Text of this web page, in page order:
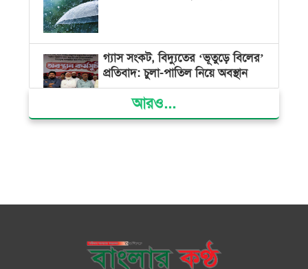
গ্যাস সংকট, বিদ্যুতের ‘ভূতুড়ে বিলের’
প্রতিবাদ: চুলা-পাতিল নিয়ে অবস্থান
ক্ষমতার কেন্দ্র গণভবন থেকে রক্তাক্ত
৩০০ রোগীকে বিনামূল্যে চিকিৎসাসেবা
ভোলায় ১১ দলীয় জোটের বিক্ষোভ
সমাবেশ ও গণমিছিল
আরও...